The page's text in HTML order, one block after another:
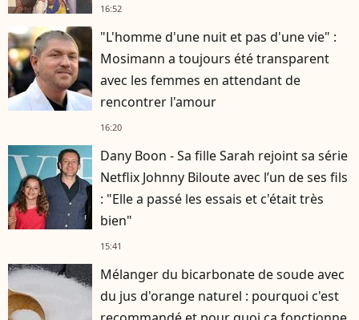
16:52
"L'homme d'une nuit et pas d'une vie" :
Mosimann a toujours été transparent
avec les femmes en attendant de
rencontrer l'amour
16:20
Dany Boon - Sa fille Sarah rejoint sa série
Netflix Johnny Biloute avec l’un de ses fils
: "Elle a passé les essais et c'était très
bien"
15:41
Mélanger du bicarbonate de soude avec
du jus d'orange naturel : pourquoi c'est